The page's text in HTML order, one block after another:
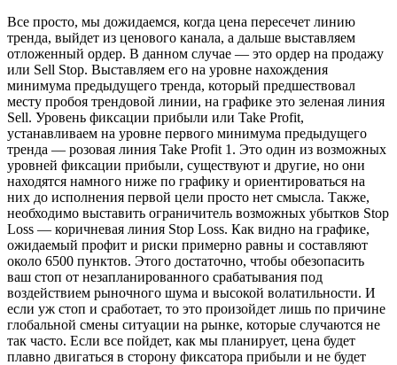
Все просто, мы дожидаемся, когда цена пересечет линию
тренда, выйдет из ценового канала, а дальше выставляем
отложенный ордер. В данном случае — это ордер на продажу
или Sell Stop. Выставляем его на уровне нахождения
минимума предыдущего тренда, который предшествовал
месту пробоя трендовой линии, на графике это зеленая линия
Sell. Уровень фиксации прибыли или Take Profit,
устанавливаем на уровне первого минимума предыдущего
тренда — розовая линия Take Profit 1. Это один из возможных
уровней фиксации прибыли, существуют и другие, но они
находятся намного ниже по графику и ориентироваться на
них до исполнения первой цели просто нет смысла. Также,
необходимо выставить ограничитель возможных убытков Stop
Loss — коричневая линия Stop Loss. Как видно на графике,
ожидаемый профит и риски примерно равны и составляют
около 6500 пунктов. Этого достаточно, чтобы обезопасить
ваш стоп от незапланированного срабатывания под
воздействием рыночного шума и высокой волатильности. И
если уж стоп и сработает, то это произойдет лишь по причине
глобальной смены ситуации на рынке, которые случаются не
так часто. Если все пойдет, как мы планирует, цена будет
плавно двигаться в сторону фиксатора прибыли и не будет